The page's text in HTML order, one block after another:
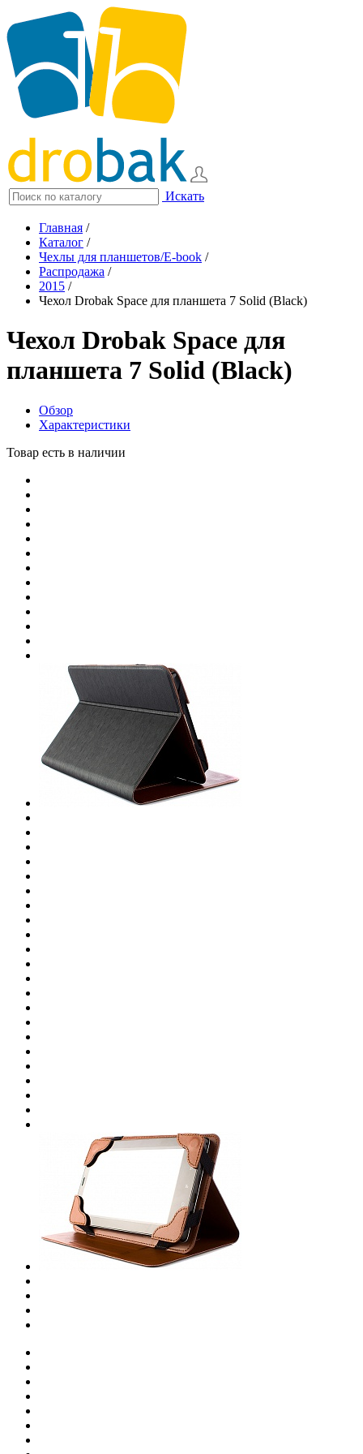
Искать
Главная /
Каталог /
Чехлы для планшетов/E-book /
Распродажа /
2015 /
Чехол Drobak Space для планшета 7 Solid (Black)
Чехол Drobak Space для
планшета 7 Solid (Black)
Обзор
Характеристики
Товар есть в наличии